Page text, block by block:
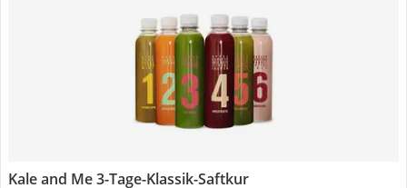
Kale and Me 3-Tage-Klassik-Saftkur